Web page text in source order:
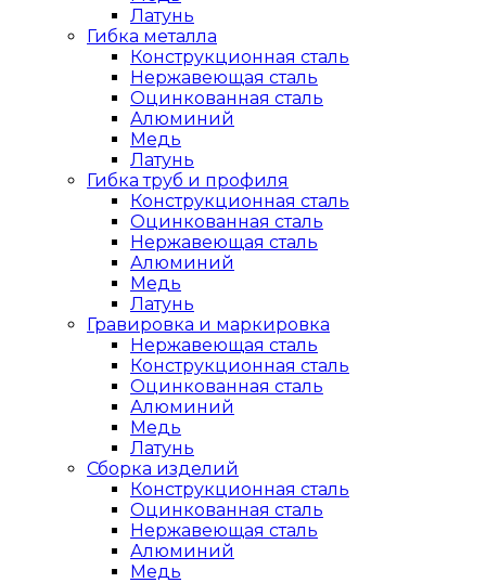
Латунь
Гибка металла
Конструкционная сталь
Нержавеющая сталь
Оцинкованная сталь
Алюминий
Медь
Латунь
Гибка труб и профиля
Конструкционная сталь
Оцинкованная сталь
Нержавеющая сталь
Алюминий
Медь
Латунь
Гравировка и маркировка
Нержавеющая сталь
Конструкционная сталь
Оцинкованная сталь
Алюминий
Медь
Латунь
Сборка изделий
Конструкционная сталь
Оцинкованная сталь
Нержавеющая сталь
Алюминий
Медь